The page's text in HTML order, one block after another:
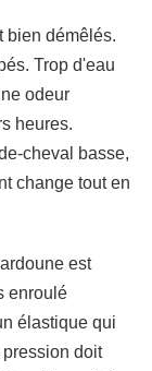
bien démêlés.
Trop d'eau
odeur
heures.
cheval basse,
change tout en
est
enroulé
élastique qui
doit